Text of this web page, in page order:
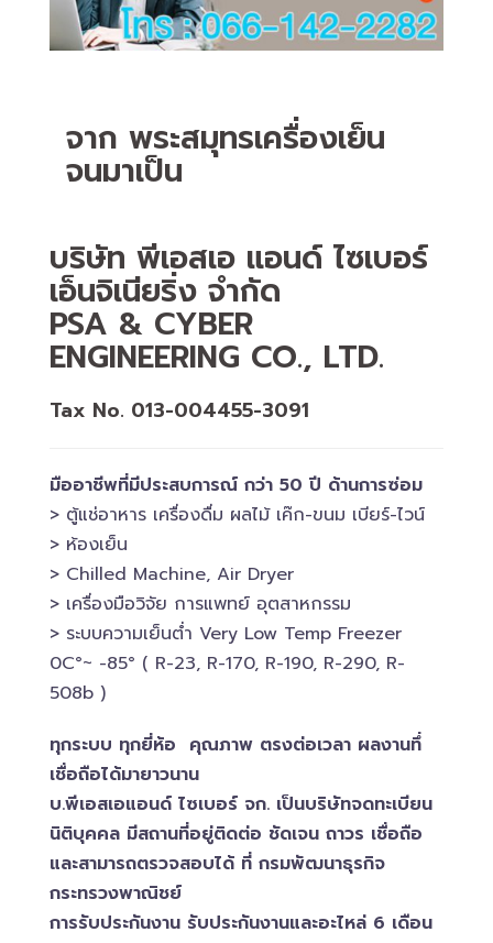
จาก พระสมุทรเครื่องเย็น
จนมาเป็น
บริษัท พีเอสเอ แอนด์ ไซเบอร์
เอ็นจิเนียริ่ง จำกัด
PSA & CYBER
ENGINEERING CO., LTD.
Tax No. 013-004455-3091
มืออาชีพที่มีประสบการณ์ กว่า 50 ปี ด้านการซ่อม
> ตู้แช่อาหาร เครื่องดื่ม ผลไม้ เค๊ก-ขนม เบียร์-ไวน์​
> ห้องเย็น
> Chilled​ Machine, Air Dryer
> เครื่องมือวิจัย การแพทย์​ อุตสาหกรรม
> ระบบความเย็นต่ำ Very Low Temp Freezer
0C°~ -​85° ( R-23, R-170, R-190, R-290, R-
508b )
ทุกระบบ ทุกยี่ห้อ คุณภาพ ตรงต่อเวลา ผลงานทึ่
เชื่อถือได้มายาวนาน
บ.พีเอสเอ​แอนด์ ไซเบอร์​ จก. เป็นบริษัทจดทะเบียน
นิติบุคคล​ มีสถานที่อยู่ติดต่อ ชัดเจน ถาวร เชื่อถือ
และสามารถตรวจสอบ​ได้ ที่ กรมพัฒนาธุรกิจ​
กระทรวงพาณิชย์
การรับประกันงาน รับประกันงานและอะไหล่ 6 เดือน